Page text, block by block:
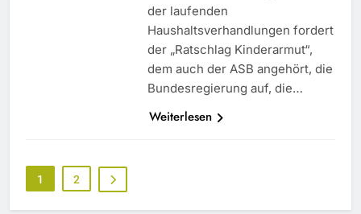
der laufenden
Haushaltsverhandlungen fordert
der „Ratschlag Kinderarmut“,
dem auch der ASB angehört, die
Bundesregierung auf, die…
Weiterlesen
1 2